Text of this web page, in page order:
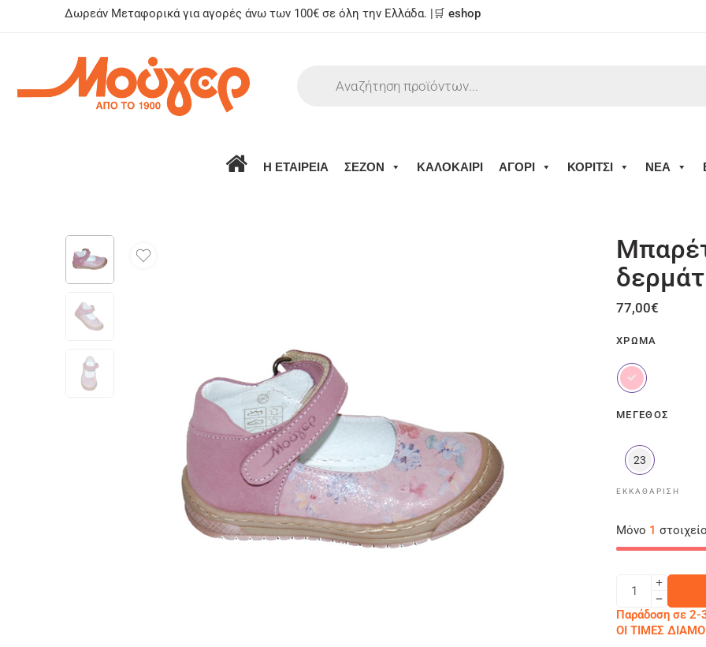
Δωρεάν Μεταφορικά για αγορές άνω των 100€ σε όλη την Ελλάδα. |🛒 eshop
Η ΕΤΑΙΡΕΙΑ ΣΕΖΟΝ ΚΑΛΟΚΑΙΡΙ ΑΓΟΡΙ ΚΟΡΙΤΣΙ ΝΕΑ
77,00€
ΧΡΏΜΑ
ΜΈΓΕΘΟΣ
23
ΕΚΚΑΘΆΡΙΣΗ
Μόνο 1
Παράδοση σε 2-
ΟΙ ΤΙΜΕΣ